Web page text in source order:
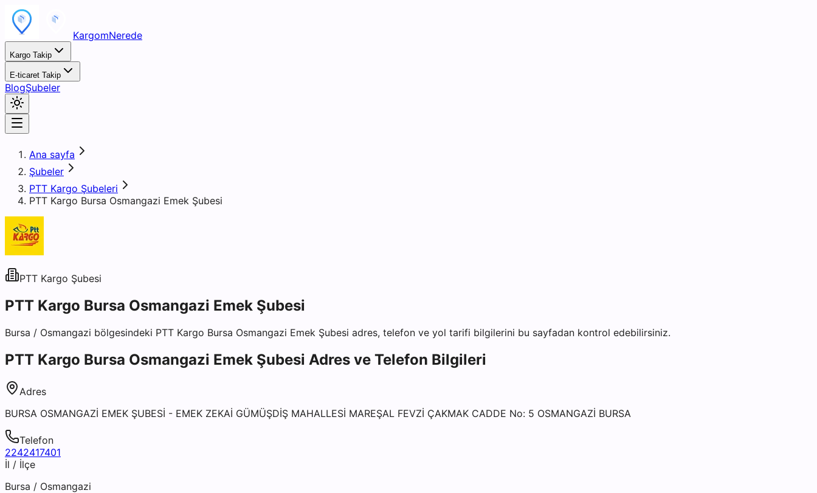
KargomNerede
Kargo Takip
E-ticaret Takip
BlogŞubeler
Ana sayfa
Şubeler
PTT Kargo Şubeleri
PTT Kargo Bursa Osmangazi Emek Şubesi
PTT Kargo Şubesi
PTT Kargo Bursa Osmangazi Emek Şubesi
Bursa / Osmangazi bölgesindeki PTT Kargo Bursa Osmangazi Emek Şubesi adres, telefon ve yol tarifi bilgilerini bu sayfadan kontrol edebilirsiniz.
PTT Kargo Bursa Osmangazi Emek Şubesi Adres ve Telefon Bilgileri
Adres
BURSA OSMANGAZİ EMEK ŞUBESİ - EMEK ZEKAİ GÜMÜŞDİŞ MAHALLESİ MAREŞAL FEVZİ ÇAKMAK CADDE No: 5 OSMANGAZİ BURSA
Telefon
2242417401
İl / İlçe
Bursa / Osmangazi